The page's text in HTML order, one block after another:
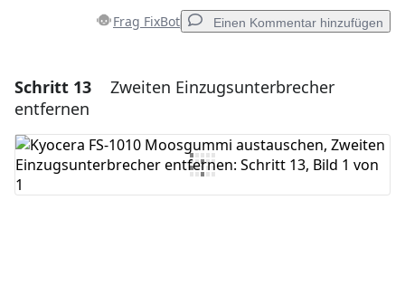
Frag FixBot Einen Kommentar hinzufügen
Einen Kommentar hinzufügen
Kommentar hinzufügen
Schritt 13
Zweiten Einzugsunterbrecher
entfernen